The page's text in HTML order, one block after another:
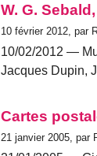
W. G.
10 février 2012, par
10/02/2012 —
Jacques Dupin,
Cartes
21 janvier 2005, par